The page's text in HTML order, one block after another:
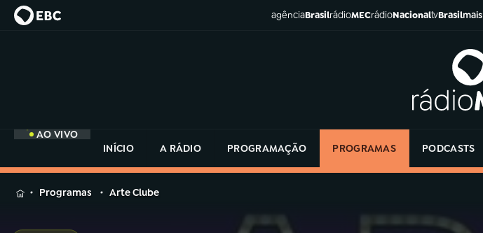
agênciaBrasilrádioMECrádioNacionaltvBrasilmais
AO VIVO
INÍCIO
A RÁDIO PROGRAMAÇÃO PROGRAMAS PODCASTS
MENU
na
Programas Arte Clube